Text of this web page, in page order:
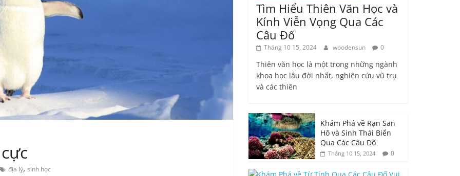
địa lý, sinh học
Tìm Hiểu Thiên Văn Học và
Kính Viễn Vọng Qua Các
Câu Đố
Tháng 10 15, 2024 woodensun 0
Thiên văn học là một trong những ngành
khoa học lâu đời nhất, nghiên cứu vũ trụ
và các thiên
Khám Phá về Rạn San
Hô và Sinh Thái Biển
Qua Các Câu Đố
Tháng 10 15, 2024 0